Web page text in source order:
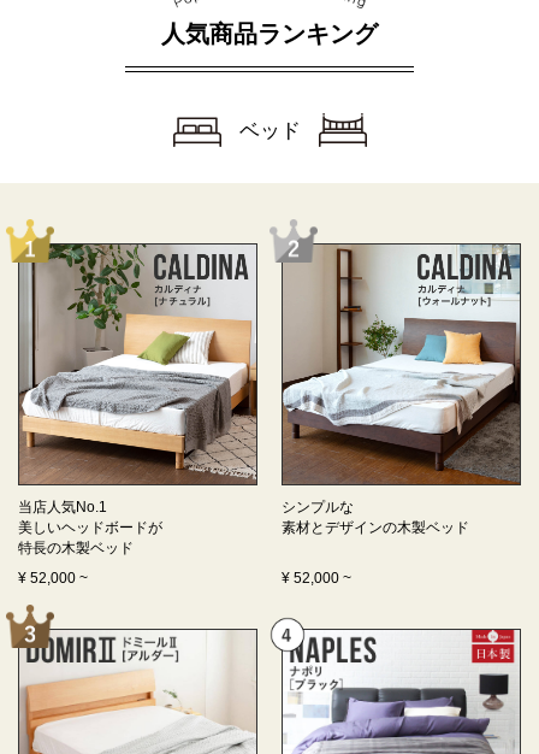
人気商品ランキング
ベッド
当店人気No.1
美しいヘッドボードが
特長の木製ベッド
¥ 52,000 ~
シンプルな
素材とデザインの木製ベッド
¥ 52,000 ~